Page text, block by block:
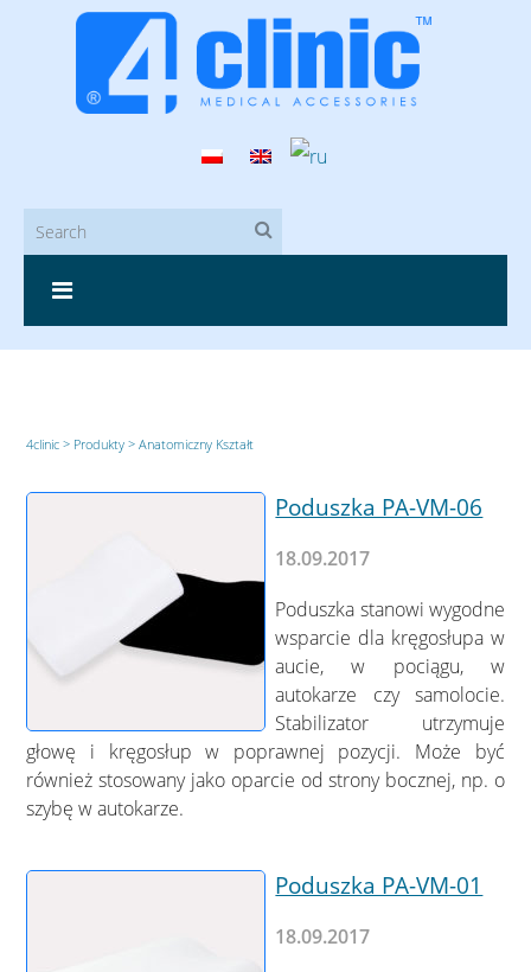
4clinic > Produkty >Anatomiczny Kształt
Poduszka PA-VM-06
18.09.2017
Poduszka stanowi wygodne
wsparcie dla kręgosłupa w
aucie, w pociągu, w
autokarze czy samolocie.
Stabilizator utrzymuje
głowę i kręgosłup w poprawnej pozycji. Może być
również stosowany jako oparcie od strony bocznej, np. o
szybę w autokarze.
Poduszka PA-VM-01
18.09.2017